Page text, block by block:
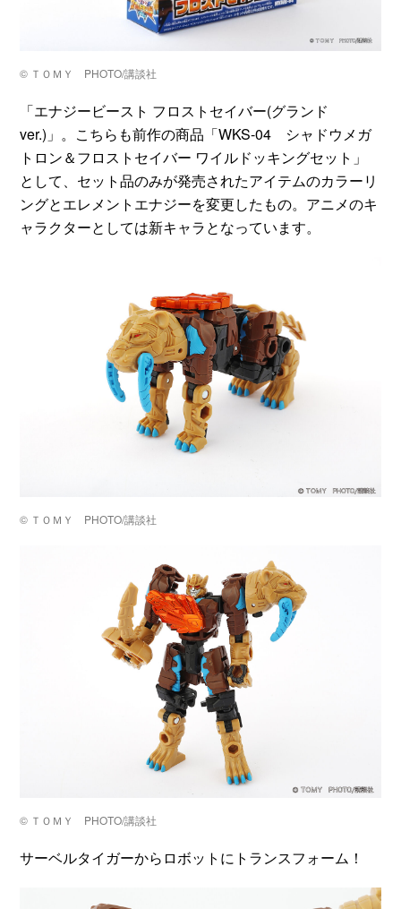
©️ ＴＯＭＹ PHOTO/講談社
「エナジービースト フロストセイバー(グランド
ver.)」。こちらも前作の商品「WKS-04 シャドウメガ
トロン＆フロストセイバー ワイルドッキングセット」
として、セット品のみが発売されたアイテムのカラーリ
ングとエレメントエナジーを変更したもの。アニメのキ
ャラクターとしては新キャラとなっています。
©️ ＴＯＭＹ PHOTO/講談社
©️ ＴＯＭＹ PHOTO/講談社
サーベルタイガーからロボットにトランスフォーム！